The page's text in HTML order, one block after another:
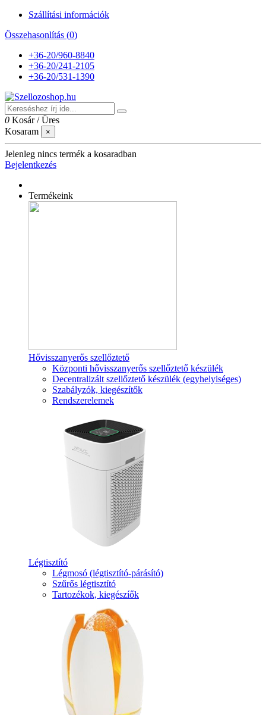
Szállítási információk
Összehasonlítás (0)
+36-20/960-8840
+36-20/241-2105
+36-20/531-1390
0 Kosár /Üres
Kosaram
×
Jelenleg nincs termék a kosaradban
Bejelentkezés
Termékeink
Hővisszanyerős szellőztető
Központi hővisszanyerős szellőztető készülék
Decentralizált szellőztető készülék (egyhelyiséges)
Szabályzók, kiegészítők
Rendszerelemek
Légtisztító
Légmosó (légtisztító-párásító)
Szűrős légtisztító
Tartozékok, kiegészíők